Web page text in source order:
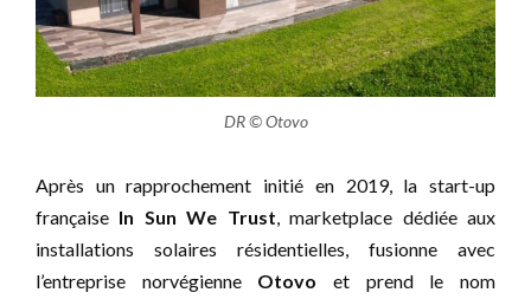
DR © Otovo
Après un rapprochement initié en 2019, la start-up
française In Sun We Trust, marketplace dédiée aux
installations solaires résidentielles, fusionne avec
l’entreprise norvégienne Otovo et prend le nom